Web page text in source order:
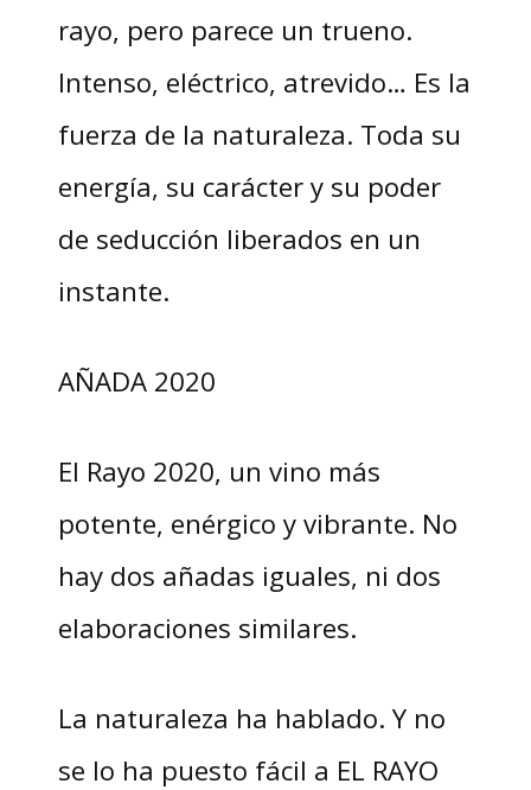
rayo, pero parece un trueno.
Intenso, eléctrico, atrevido… Es la
fuerza de la naturaleza. Toda su
energía, su carácter y su poder
de seducción liberados en un
instante.
AÑADA 2020
El Rayo 2020, un vino más
potente, enérgico y vibrante. No
hay dos añadas iguales, ni dos
elaboraciones similares.
La naturaleza ha hablado. Y no
se lo ha puesto fácil a EL RAYO